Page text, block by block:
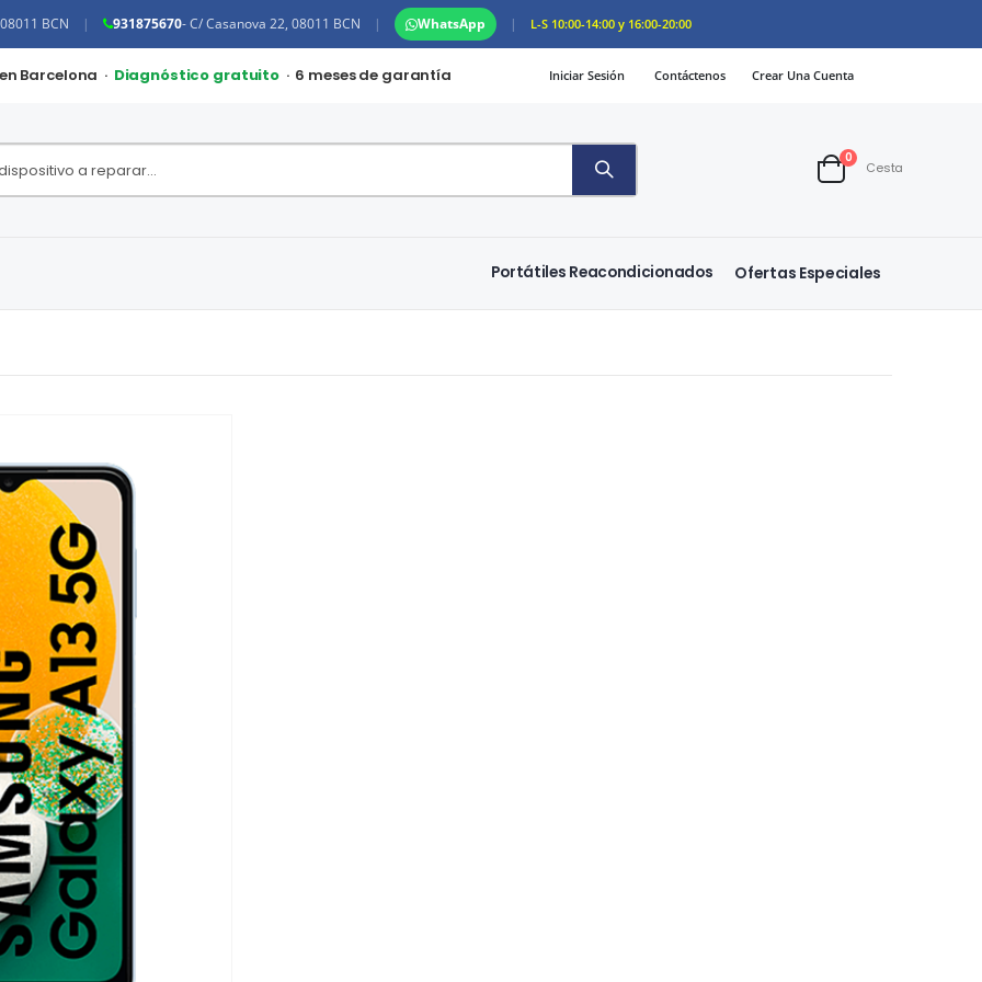
BCN | 931875670- C/ Casanova 22, 08011 BCN | WhatsApp | L-S 10:00-14:00 y 16:00-20:00
Barcelona · Diagnóstico gratuito · 6 meses de garantía Iniciar Sesión Contáctenos Crear Una Cuenta
Cart
0artículos
Cesta
Portátiles Reacondicionados Ofertas Especiales